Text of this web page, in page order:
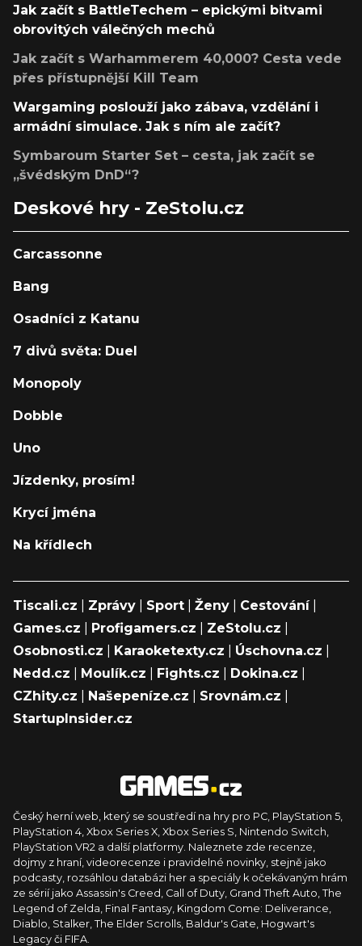
Jak začít s BattleTechem – epickými bitvami
obrovitých válečných mechů
Jak začít s Warhammerem 40,000? Cesta vede
přes přístupnější Kill Team
Wargaming poslouží jako zábava, vzdělání i
armádní simulace. Jak s ním ale začít?
Symbaroum Starter Set – cesta, jak začít se
„švédským DnD“?
Deskové hry - ZeStolu.cz
Carcassonne
Bang
Osadníci z Katanu
7 divů světa: Duel
Monopoly
Dobble
Uno
Jízdenky, prosím!
Krycí jména
Na křídlech
Tiscali.cz Zprávy Sport Ženy Cestování|
Games.cz
Profigamers.cz ZeStolu.cz
Osobnosti.cz
Karaoketexty.cz Úschovna.cz
Nedd.cz
Moulík.cz Fights.cz Dokina.cz
CZhity.cz
Našepeníze.cz Srovnám.cz
StartupInsider.cz
Český herní web, který se soustředí na hry pro PC, PlayStation 5,
PlayStation 4, Xbox Series X, Xbox Series S, Nintendo Switch,
PlayStation VR2 a další platformy. Naleznete zde recenze,
dojmy z hraní, videorecenze i pravidelné novinky, stejně jako
podcasty, rozsáhlou databázi her a speciály k očekávaným hrám
ze sérií jako Assassin's Creed, Call of Duty, Grand Theft Auto, The
Legend of Zelda, Final Fantasy, Kingdom Come: Deliverance,
Diablo, Stalker, The Elder Scrolls, Baldur's Gate, Hogwart's
Legacy či FIFA.